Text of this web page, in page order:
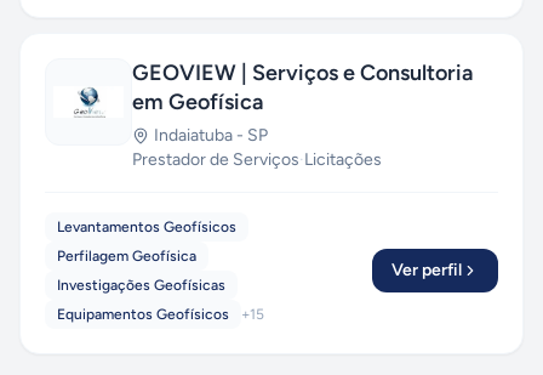
GEOVIEW | Serviços e Consultoria
em Geofísica
Indaiatuba - SP
Prestador de Serviços·Licitações
Levantamentos Geofísicos
Perfilagem Geofísica
Investigações Geofísicas
Equipamentos Geofísicos
+15
Ver perfil